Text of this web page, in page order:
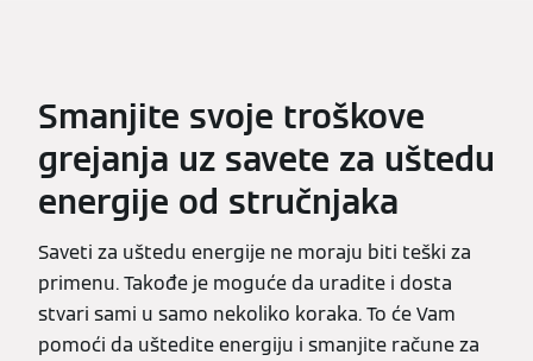
Smanjite svoje troškove
grejanja uz savete za uštedu
energije od stručnjaka
Saveti za uštedu energije ne moraju biti teški za
primenu. Takođe je moguće da uradite i dosta
stvari sami u samo nekoliko koraka. To će Vam
pomoći da uštedite energiju i smanjite račune za